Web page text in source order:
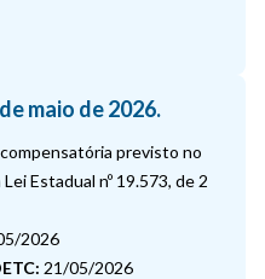
maio de 2026.
previsto no
Estadual nº 19.573, de 2
2026
21/05/2026